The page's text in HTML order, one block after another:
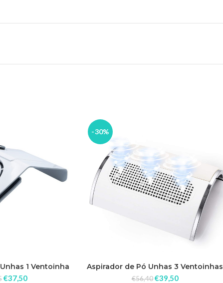
1 Ventoinha
80w
€37,50
-30%
Aspirador de Pó Unhas 3 Ventoinhas
858-5 45w
€56,40 €39,50